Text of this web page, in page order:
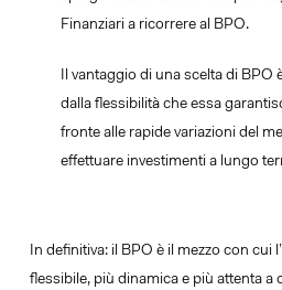
Finanziari a ricorrere al BPO.
Il vantaggio di una scelta di BPO
dalla flessibilità che essa
fronte alle rapide variazioni del
effettuare investimenti a lungo
In definitiva: il BPO è il mezzo con cui
flessibile, più dinamica e più attenta a